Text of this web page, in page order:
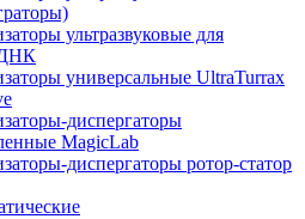
ультразвуковые для
ДНК
универсальные UltraTurrax
диспергаторы
MagicLab
диспергаторы ротор-статор